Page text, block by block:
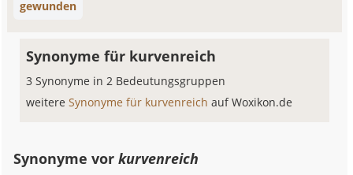
gewunden
Synonyme für kurvenreich
3 Synonyme in 2 Bedeutungsgruppen
weitereSynonyme für kurvenreichauf Woxikon.de
Synonyme vorkurvenreich